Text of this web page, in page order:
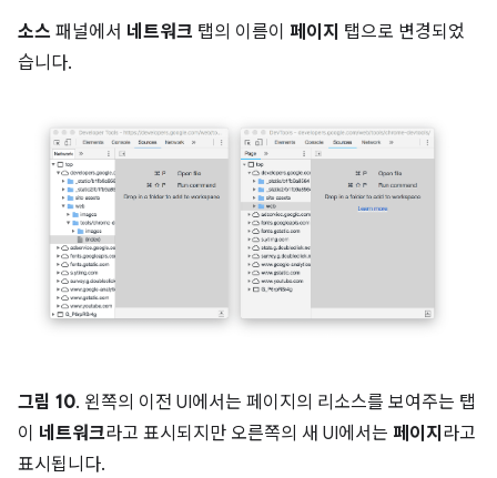
소스 패널에서 네트워크 탭의 이름이 페이지 탭으로 변경되었
습니다.
그림 10. 왼쪽의 이전 UI에서는 페이지의 리소스를 보여주는 탭
이 네트워크라고 표시되지만 오른쪽의 새 UI에서는 페이지 라고
표시됩니다.